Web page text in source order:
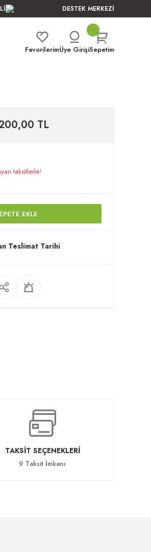
DESTEK MERKEZİ
FavorilerimÜye GirişiSepetim
TL
taksitlerle!
EKLE
Teslimat Tarihi
TAKSİT SEÇENEKLERİ
9 Taksit İmkanı